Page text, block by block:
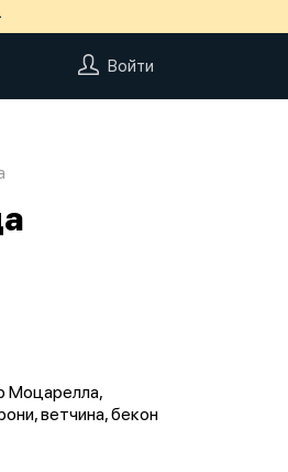
Войти
Моцарелла,
ветчина, бекон